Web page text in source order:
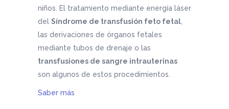
niños. El tratamiento mediante energía láser
del Síndrome de transfusión feto fetal,
las derivaciones de órganos fetales
mediante tubos de drenaje o las
transfusiones de sangre intrauterinas
son algunos de estos procedimientos.
Saber más